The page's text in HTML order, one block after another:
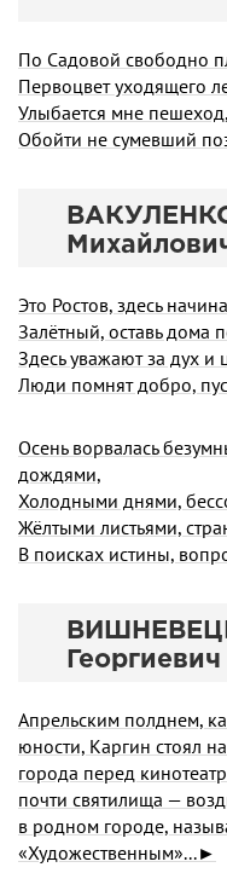
По Садовой свободно
Первоцвет уходящего
Улыбается мне пешеход,
Обойти не сумевший
Это Ростов, здесь
Залётный, оставь дома
Здесь уважают за дух и
Люди помнят добро,
Осень ворвалась
дождями,
Холодными днями,
Жёлтыми листьями,
В поисках истины,
Георгиевич
Апрельским полднем,
юности, Каргин стоял
города перед
почти святилища —
в родном городе,
«Художественным»...►